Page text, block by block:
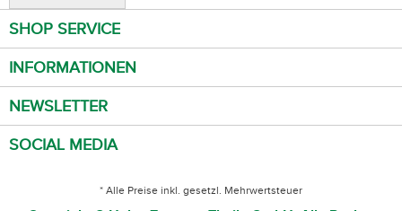
SHOP SERVICE
INFORMATIONEN
NEWSLETTER
SOCIAL MEDIA
* Alle Preise inkl. gesetzl. Mehrwertsteuer